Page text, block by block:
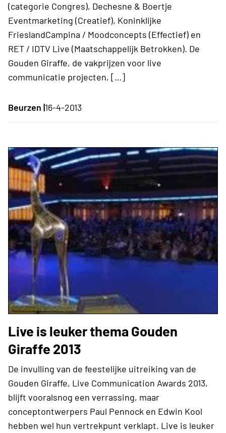
(categorie Congres), Dechesne & Boertje
Eventmarketing (Creatief), Koninklijke
FrieslandCampina / Moodconcepts (Effectief) en
RET / IDTV Live (Maatschappelijk Betrokken). De
Gouden Giraffe, de vakprijzen voor live
communicatie projecten, […]
Beurzen |16-4-2013
Live is leuker thema Gouden
Giraffe 2013
De invulling van de feestelijke uitreiking van de
Gouden Giraffe, Live Communication Awards 2013,
blijft vooralsnog een verrassing, maar
conceptontwerpers Paul Pennock en Edwin Kool
hebben wel hun vertrekpunt verklapt. Live is leuker